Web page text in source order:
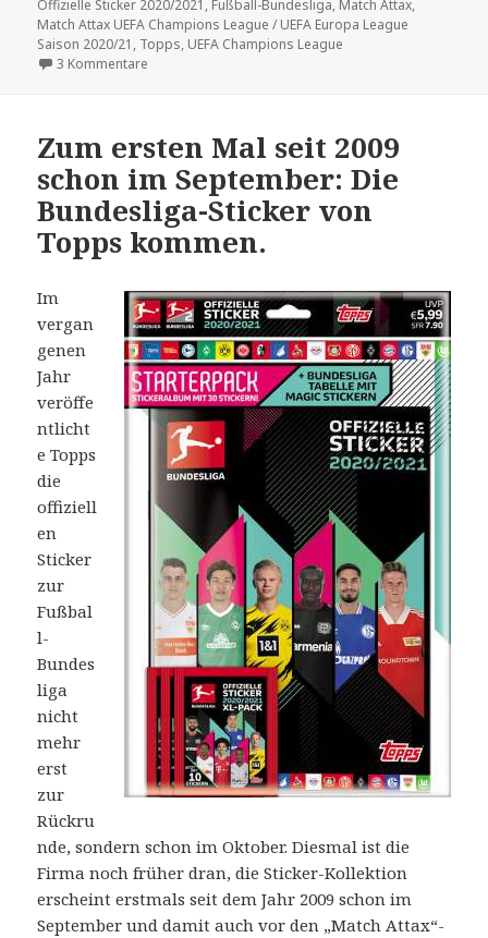
am
Offizielle Sticker 2020/2021, Fußball-Bundesliga, Match Attax,
Match Attax UEFA Champions League / UEFA Europa League
Saison 2020/21, Topps, UEFA Champions League
3 Kommentare
Zum ersten Mal seit 2009
schon im September: Die
Bundesliga-Sticker von
Topps kommen.
Im
vergan
genen
Jahr
veröffe
ntlicht
e Topps
die
offiziell
en
Sticker
zur
Fußbal
l-
Bundes
liga
nicht
mehr
erst
zur
Rückru
nde, sondern schon im Oktober. Diesmal ist die
Firma noch früher dran, die Sticker-Kollektion
erscheint erstmals seit dem Jahr 2009 schon im
September und damit auch vor den „Match Attax“-